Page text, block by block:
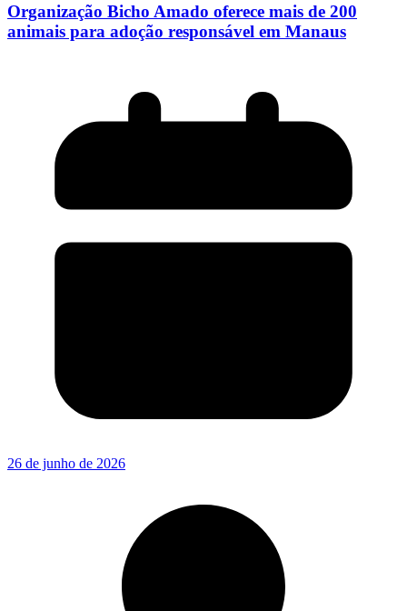
Organização Bicho Amado oferece mais de 200
animais para adoção responsável em Manaus
26 de junho de 2026